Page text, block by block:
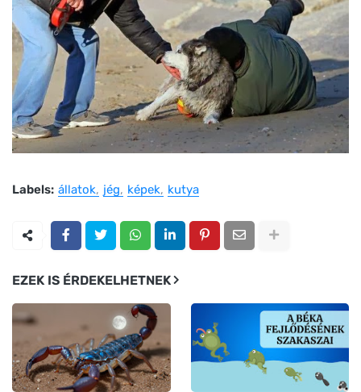
Labels: állatok jég képek kutya
EZEK IS ÉRDEKELHETNEK